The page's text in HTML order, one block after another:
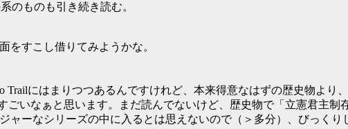
のものも引き続き読む。
をすこし借りてみようかな。
にはまりつつあるんですけれど、本来得意なはずの歴史物より
ごいなぁと思います。まだ読んでないけど、歴史物で「立憲君主
ーなシリーズの中に入るとは思えないので（＞多分）、びっくり